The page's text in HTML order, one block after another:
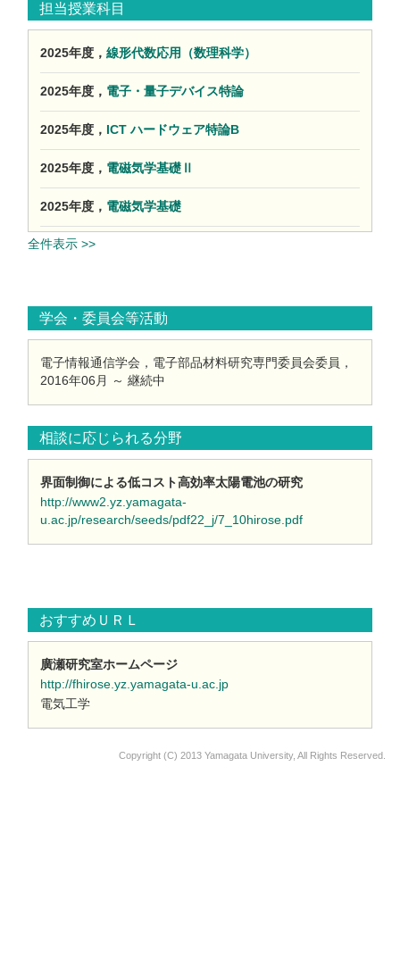
担当授業科目
2025年度， 線形代数応用（数理科学）
2025年度， 電子・量子デバイス特論
2025年度， ICT ハードウェア特論B
2025年度， 電磁気学基礎Ⅱ
2025年度， 電磁気学基礎
全件表示 >>
学会・委員会等活動
電子情報通信学会，電子部品材料研究専門委員会委員，
2016年06月 ～ 継続中
相談に応じられる分野
界面制御による低コスト高効率太陽電池の研究
http://www2.yz.yamagata-
u.ac.jp/research/seeds/pdf22_j/7_10hirose.pdf
おすすめＵＲＬ
廣瀬研究室ホームページ
http://fhirose.yz.yamagata-u.ac.jp
電気工学
Copyright (C) 2013 Yamagata University, All Rights Reserved.